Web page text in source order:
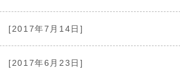
[2017年7月14日]
[2017年6月23日]